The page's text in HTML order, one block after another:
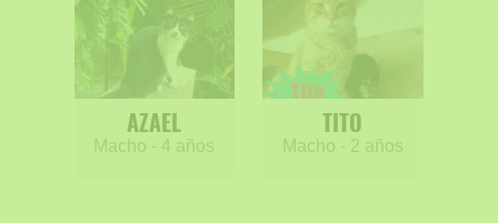
AZAEL
Macho - 4 años
TITO
Macho - 2 años